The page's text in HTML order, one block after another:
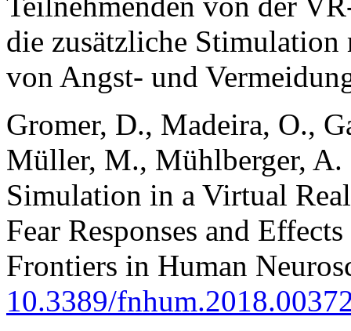
die zusätzliche
von Angst- und
Gromer, D., Madeira, O.,
Müller, M., Mühlberger,
Simulation in a Virtual
Fear Responses and
Frontiers in Human
10.3389/